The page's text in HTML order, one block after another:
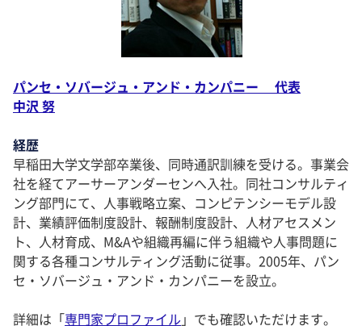
パンセ・ソバージュ・アンド・カンパニー 代表
中沢 努
経歴
早稲田大学文学部卒業後、同時通訳訓練を受ける。事業会
社を経てアーサーアンダーセンへ入社。同社コンサルティ
ング部門にて、人事戦略立案、コンピテンシーモデル設
計、業績評価制度設計、報酬制度設計、人材アセスメン
ト、人材育成、M&Aや組織再編に伴う組織や人事問題に
関する各種コンサルティング活動に従事。2005年、パン
セ・ソバージュ・アンド・カンパニーを設立。
詳細は「専門家プロファイル 」でも確認いただけます。